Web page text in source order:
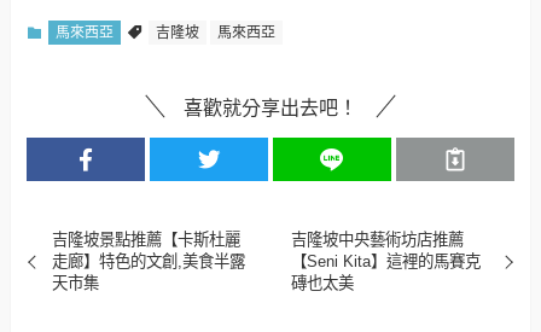
馬來西亞 吉隆坡 馬來西亞
喜歡就分享出去吧！
吉隆坡景點推薦【卡斯杜麗
走廊】特色的文創,美食半露
天市集
吉隆坡中央藝術坊店推薦
【Seni Kita】這裡的馬賽克
磚也太美